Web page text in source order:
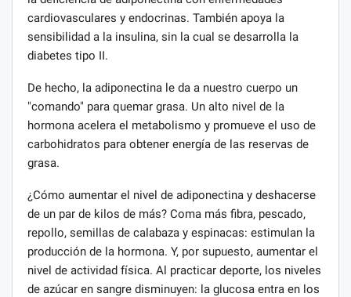
cardiovasculares y endocrinas. También apoya la
sensibilidad a la insulina, sin la cual se desarrolla la
diabetes tipo II.
De hecho, la adiponectina le da a nuestro cuerpo un
"comando" para quemar grasa. Un alto nivel de la
hormona acelera el metabolismo y promueve el uso de
carbohidratos para obtener energía de las reservas de
grasa.
¿Cómo aumentar el nivel de adiponectina y deshacerse
de un par de kilos de más? Coma más fibra, pescado,
repollo, semillas de calabaza y espinacas: estimulan la
producción de la hormona. Y, por supuesto, aumentar el
nivel de actividad física. Al practicar deporte, los niveles
de azúcar en sangre disminuyen: la glucosa entra en los